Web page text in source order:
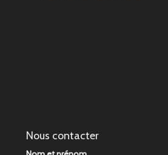
Nous contacter